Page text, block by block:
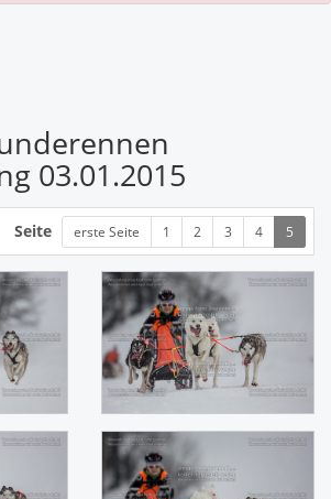
03.01.2015
Seite erste Seite 1 2 3 4 5